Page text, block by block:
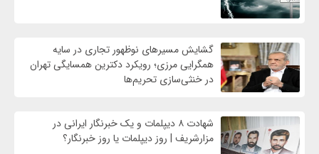
گشایش مسیرهای نوظهور تجاری در سایه
همگرایی مرزی؛ رویکرد دکترین همسایگی تهران
در خنثی‌سازی تحریم‌ها
شهادت ۸ دیپلمات و یک خبرنگار ایرانی در
مزارشریف | روز دیپلمات یا روز خبرنگار؟